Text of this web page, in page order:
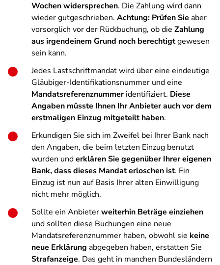
Wochen widersprechen. Die Zahlung wird dann
wieder gutgeschrieben. Achtung: Prüfen Sie aber
vorsorglich vor der Rückbuchung, ob die Zahlung
aus irgendeinem Grund noch berechtigtgewesen
sein kann.
Jedes Lastschriftmandat wird über eine eindeutige
Gläubiger-Identifikationsnummer und eine
Mandatsreferenznummeridentifiziert. Diese
Angaben müsste Ihnen Ihr Anbieter auch vor dem
erstmaligen Einzug mitgeteilt haben.
Erkundigen Sie sich im Zweifel bei Ihrer Bank nach
den Angaben, die beim letzten Einzug benutzt
wurden underklären Sie gegenüber Ihrer eigenen
Bank, dass dieses Mandat erloschen ist. Ein
Einzug ist nun auf Basis Ihrer alten Einwilligung
nicht mehr möglich.
Sollte ein Anbieterweiterhin Beträge einziehen
und sollten diese Buchungen eine neue
Mandatsreferenznummer haben, obwohl sie keine
neue Erklärung abgegeben haben, erstatten Sie
Strafanzeige. Das geht in manchen Bundesländern